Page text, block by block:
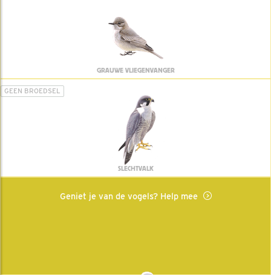
GRAUWE VLIEGENVANGER
GEEN BROEDSEL
SLECHTVALK
Geniet je van de vogels? Help mee